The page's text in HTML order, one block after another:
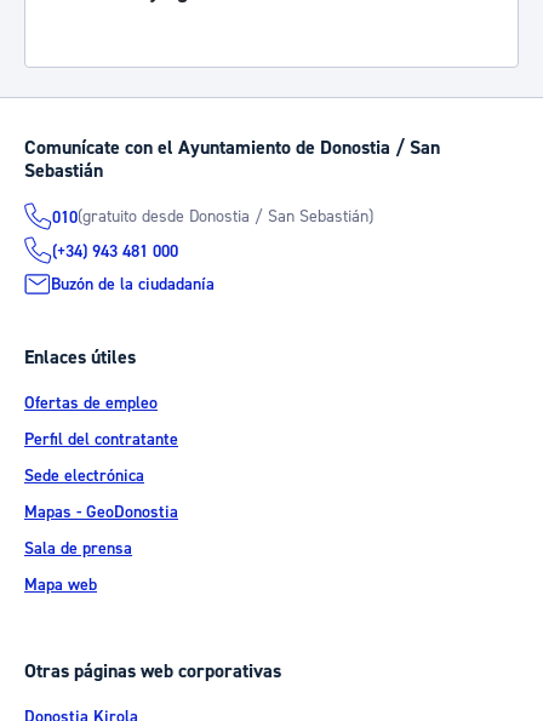
Comunícate con el Ayuntamiento de Donostia / San
Sebastián
010(gratuito desde Donostia / San Sebastián)
(+34) 943 481 000
Buzón de la ciudadanía
Enlaces útiles
Ofertas de empleo
Perfil del contratante
Sede electrónica
Mapas - GeoDonostia
Sala de prensa
Mapa web
Otras páginas web corporativas